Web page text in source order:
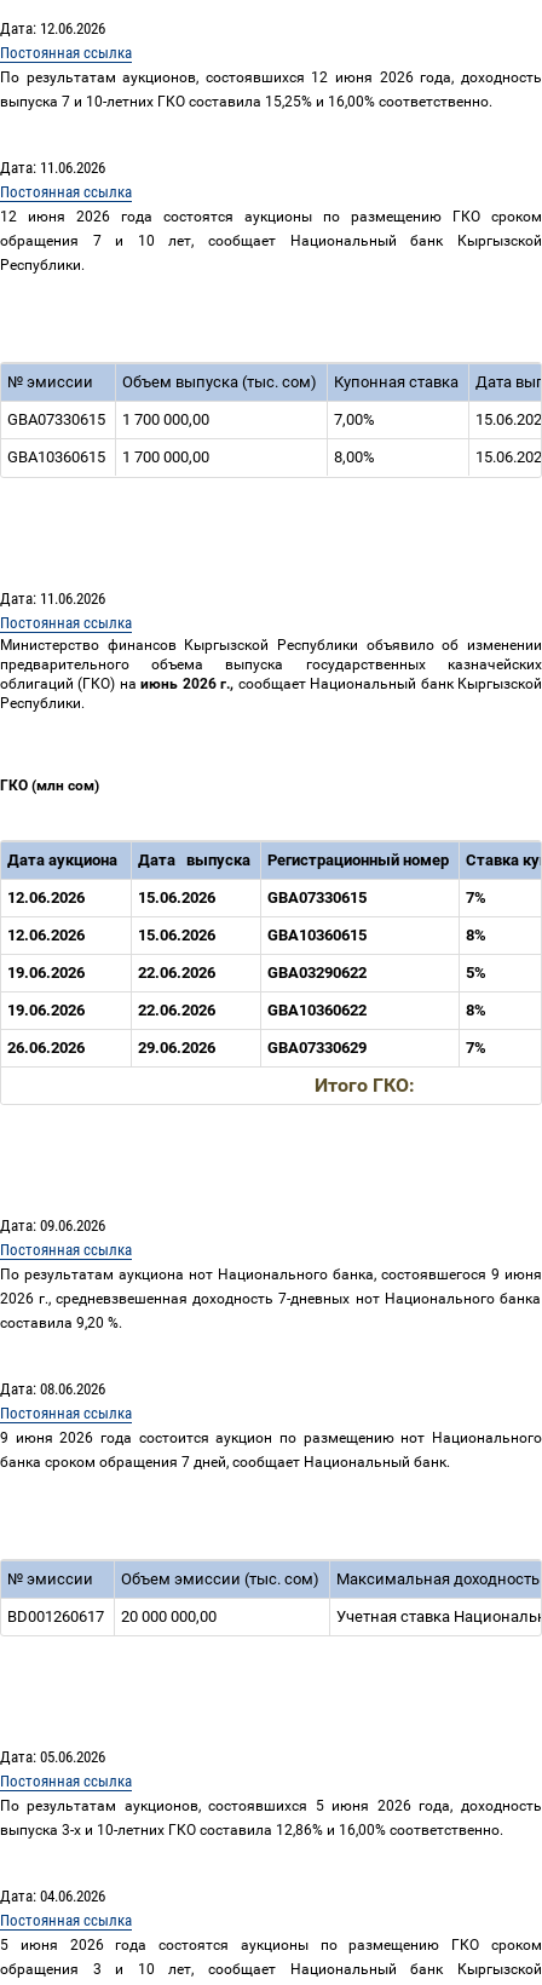
Дата: 12.06.2026
Постоянная ссылка
По результатам аукционов, состоявшихся 12 июня 2026 года, доходность
выпуска 7 и 10-летних ГКО составила 15,25% и 16,00% соответственно.
Дата: 11.06.2026
Постоянная ссылка
12 июня 2026 года состоятся аукционы по размещению ГКО сроком
обращения 7 и 10 лет, сообщает Национальный банк Кыргызской
Республики.
№ эмиссии Объем выпуска (тыс. сом) Купонная ставка Дата
GBA07330615 1 700 000,00 7,00%
GBA10360615 1 700 000,00 8,00%
Дата: 11.06.2026
Постоянная ссылка
Министерство финансов Кыргызской Республики объявило об изменении
предварительного объема выпуска государственных казначейских
облигаций (ГКО) наиюнь 2026 г., сообщает Национальный банк Кыргызской
Республики.
ГКО (млн сом)
Дата аукциона Дата выпуска Регистрационный номер Ставка
12.06.2026 15.06.2026 GBA07330615 7%
12.06.2026 15.06.2026 GBA10360615 8%
19.06.2026 22.06.2026 GBA03290622 5%
19.06.2026 22.06.2026 GBA10360622 8%
26.06.2026 29.06.2026 GBA07330629 7%
Итого ГКО:
Дата: 09.06.2026
Постоянная ссылка
По результатам аукциона нот Национального банка, состоявшегося 9 июня
2026г., средневзвешенная доходность7-дневных нот Национального банка
составила 9,20 %.
Дата: 08.06.2026
Постоянная ссылка
9 июня 2026 года состоится аукцион по размещению нот Национального
банка сроком обращения 7 дней, сообщает Национальный банк.
№ эмиссии Объем эмиссии (тыс. сом) Максимальная
BD001260617 20 000 000,00 Учетная ставка
Дата: 05.06.2026
Постоянная ссылка
По результатам аукционов, состоявшихся 5 июня 2026 года, доходность
выпуска 3-х и 10-летних ГКО составила 12,86% и 16,00% соответственно.
Дата: 04.06.2026
Постоянная ссылка
5 июня 2026 года состоятся аукционы по размещению ГКО сроком
обращения 3 и 10 лет, сообщает Национальный банк Кыргызской